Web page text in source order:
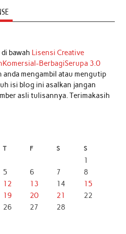
bawah Lisensi Creative
BerbagiSerupa 3.0
anda mengambil atau mengutip
isi blog ini asalkan jangan
asli tulisannya. Terimakasih
T F S S
1
5 6 7
8
12 13 14
15
19 20 21
22
26 27
28